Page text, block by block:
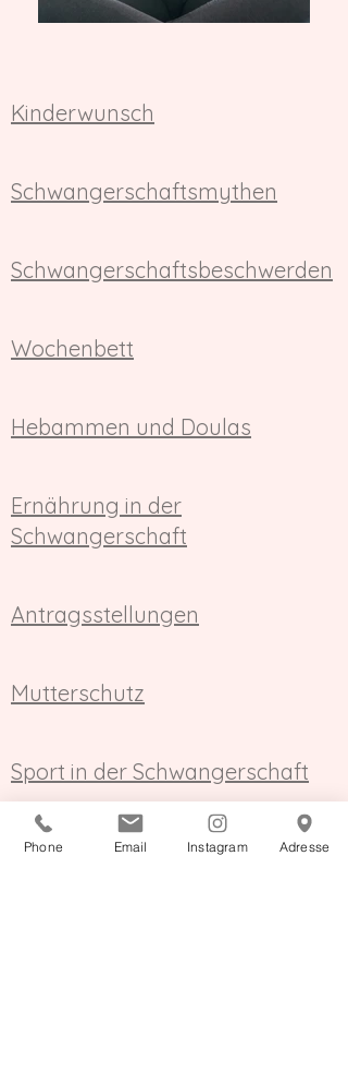
Kinderwunsch
Schwangerschaftsmythen
Schwangerschaftsbeschwerden
Wochenbett
Hebammen und Doulas
Ernährung in der
Schwangerschaft
Antragsstellungen
Mutterschutz
Sport in der Schwangerschaft
Schwangerschaftsverluste
Phone Email Instagram Adresse